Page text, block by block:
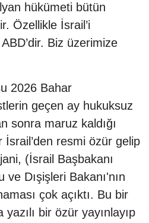
hükümeti bütün
Özellikle İsrail’i
Biz üzerimize
2026 Bahar
geçen ay hukuksuz
sonra maruz kaldığı
resmi özür gelip
(İsrail Başbakanı
Dışişleri Bakanı'nın
çok açıktı. Bu bir
bir özür yayınlayıp